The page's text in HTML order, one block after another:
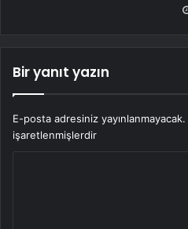
Bir yanıt yazın
E-posta adresiniz yayınlanmayacak.
işaretlenmişlerdir